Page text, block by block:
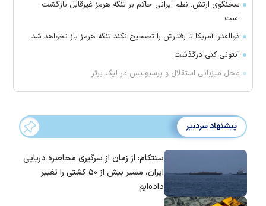
سخنگوی ارتش: نظم ایرانی حاکم بر تنگه هرمز غیرقابل بازگشت
است
ذوالقدر: آمریکا تا رفتارش را تصحیح نکند تنگه هرمز باز نخواهد شد
آنتونی کنی درگذشت
محل میزبانی استقلال و پرسپولیس در لیگ برتر
پیشنهاد سردبیر
سنتکام: از زمان از سرگیری محاصره دریایی
ایران، مسیر بیش از ۵۰ کشتی را تغییر
داده‌ایم